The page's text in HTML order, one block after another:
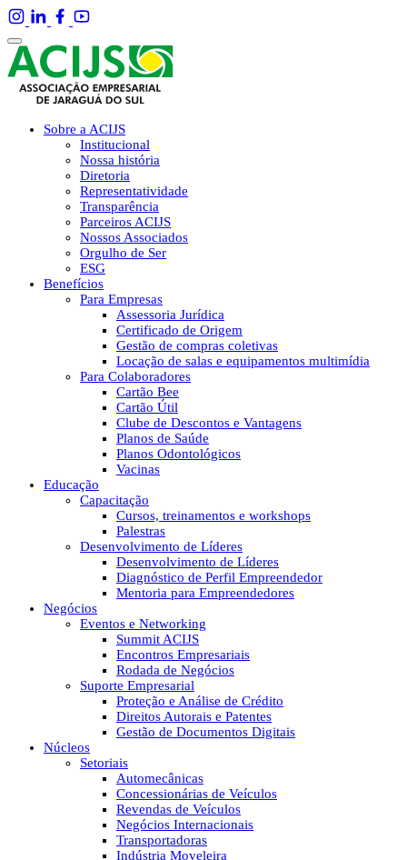
Sobre a ACIJS
Institucional
Nossa história
Diretoria
Representatividade
Transparência
Parceiros ACIJS
Nossos Associados
Orgulho de Ser
ESG
Benefícios
Para Empresas
Assessoria Jurídica
Certificado de Origem
Gestão de compras coletivas
Locação de salas e equipamentos multimídia
Para Colaboradores
Cartão Bee
Cartão Útil
Clube de Descontos e Vantagens
Planos de Saúde
Planos Odontológicos
Vacinas
Educação
Capacitação
Cursos, treinamentos e workshops
Palestras
Desenvolvimento de Líderes
Desenvolvimento de Líderes
Diagnóstico de Perfil Empreendedor
Mentoria para Empreendedores
Negócios
Eventos e Networking
Summit ACIJS
Encontros Empresariais
Rodada de Negócios
Suporte Empresarial
Proteção e Análise de Crédito
Direitos Autorais e Patentes
Gestão de Documentos Digitais
Núcleos
Setoriais
Automecânicas
Concessionárias de Veículos
Revendas de Veículos
Negócios Internacionais
Transportadoras
Indústria Moveleira